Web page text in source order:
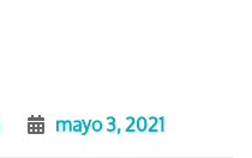
mayo 3, 2021